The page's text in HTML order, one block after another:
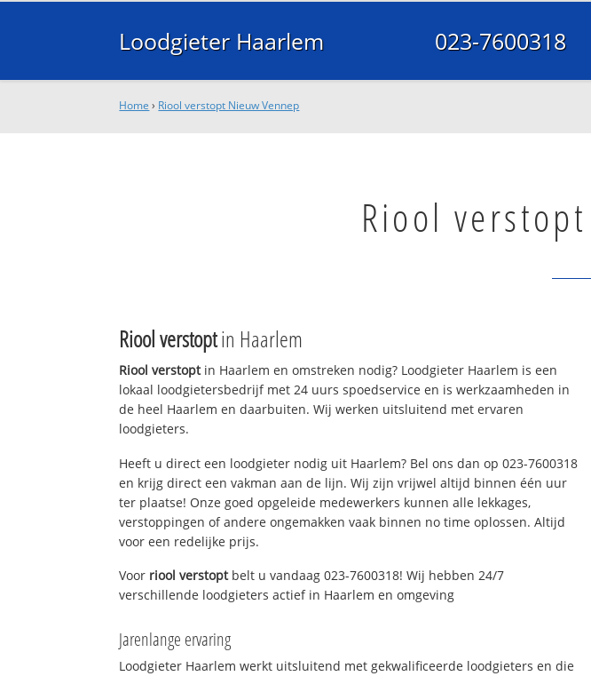
Loodgieter Haarlem 023-7600318
Home › Riool verstopt Nieuw Vennep
Riool
Riool verstoptin Haarlem
Riool verstoptin Haarlem en omstreken nodig? Loodgieter Haarlem is een
lokaal loodgietersbedrijf met 24 uurs spoedservice en is werkzaamheden in
de heel Haarlem en daarbuiten. Wij werken uitsluitend met ervaren
loodgieters.
Heeft u direct een loodgieter nodig uit Haarlem? Bel ons dan op 023-7600318
en krijg direct een vakman aan de lijn. Wij zijn vrijwel altijd binnen één uur
ter plaatse! Onze goed opgeleide medewerkers kunnen alle lekkages,
verstoppingen of andere ongemakken vaak binnen no time oplossen. Altijd
voor een redelijke prijs.
Voor riool verstoptbelt u vandaag 023-7600318! Wij hebben 24/7
verschillende loodgieters actief in Haarlem en omgeving
Jarenlange ervaring
Loodgieter Haarlem werkt uitsluitend met gekwalificeerde loodgieters en die